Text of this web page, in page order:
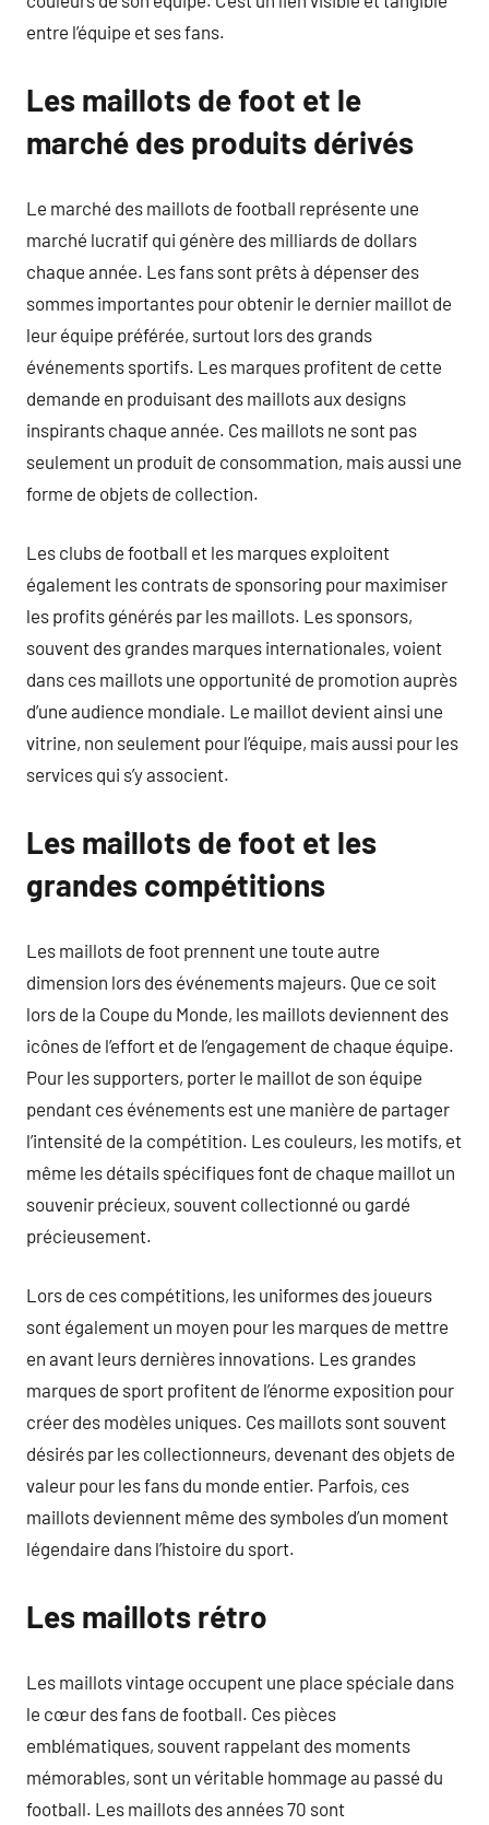
entre l’équipe et ses fans.
Les maillots de foot et le
marché des produits dérivés
Le marché des maillots de football représente une
marché lucratif qui génère des milliards de dollars
chaque année. Les fans sont prêts à dépenser des
sommes importantes pour obtenir le dernier maillot de
leur équipe préférée, surtout lors des grands
événements sportifs. Les marques profitent de cette
demande en produisant des maillots aux designs
inspirants chaque année. Ces maillots ne sont pas
seulement un produit de consommation, mais aussi une
forme de objets de collection.
Les clubs de football et les marques exploitent
également les contrats de sponsoring pour maximiser
les profits générés par les maillots. Les sponsors,
souvent des grandes marques internationales, voient
dans ces maillots une opportunité de promotion auprès
d’une audience mondiale. Le maillot devient ainsi une
vitrine, non seulement pour l’équipe, mais aussi pour les
services qui s’y associent.
Les maillots de foot et les
grandes compétitions
Les maillots de foot prennent une toute autre
dimension lors des événements majeurs. Que ce soit
lors de la Coupe du Monde, les maillots deviennent des
icônes de l’effort et de l’engagement de chaque équipe.
Pour les supporters, porter le maillot de son équipe
pendant ces événements est une manière de partager
l’intensité de la compétition. Les couleurs, les motifs, et
même les détails spécifiques font de chaque maillot un
souvenir précieux, souvent collectionné ou gardé
précieusement.
Lors de ces compétitions, les uniformes des joueurs
sont également un moyen pour les marques de mettre
en avant leurs dernières innovations. Les grandes
marques de sport profitent de l’énorme exposition pour
créer des modèles uniques. Ces maillots sont souvent
désirés par les collectionneurs, devenant des objets de
valeur pour les fans du monde entier. Parfois, ces
maillots deviennent même des symboles d’un moment
légendaire dans l’histoire du sport.
Les maillots rétro
Les maillots vintage occupent une place spéciale dans
le cœur des fans de football. Ces pièces
emblématiques, souvent rappelant des moments
mémorables, sont un véritable hommage au passé du
football. Les maillots des années 70 sont